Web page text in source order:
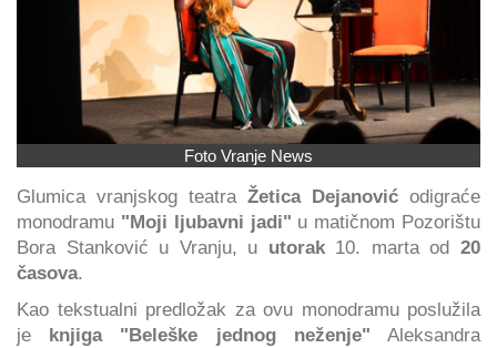
Foto Vranje News
Glumica vranjskog teatra Žetica Dejanović odigraće
monodramu "Moji ljubavni jadi" u matičnom Pozorištu
Bora Stanković u Vranju, u utorak10. marta od20
časova.
Kao tekstualni predložak za ovu monodramu poslužila
je knjiga "Beleške jednog neženje" Aleksandra